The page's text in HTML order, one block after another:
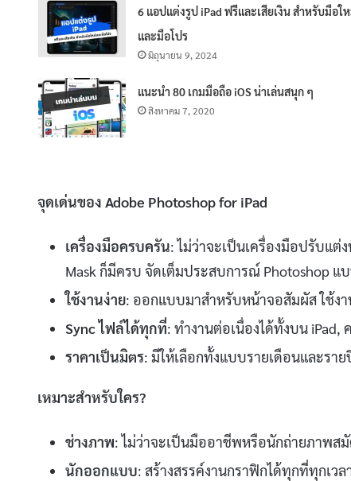
6 แอปแต่งรูป iPad ฟรีและเสียเงิน สำหรับมือใ
และมือโปร
มิถุนายน 9, 2024
แนะนำ 80 เกมมือถือ iOS น่าเล่นสนุก ๆ
สิงหาคม 7, 2020
จุดเด่นของ Adobe Photoshop for iPad
เครื่องมือครบครัน: ไม่ว่าจะเป็นเครื่องมือปรับแต่
Mask ก็มีครบ จัดเต็มประสบการณ์ Photoshop แ
ใช้งานง่าย: ออกแบบมาสำหรับหน้าจอสัมผัส ใช้ง
Sync ไฟล์ได้ทุกที่: ทำงานต่อเนื่องได้ทั้งบน
ราคาเป็นมิตร: มีให้เลือกทั้งแบบรายเดือนและรา
เหมาะสำหรับใคร?
ช่างภาพ: ไม่ว่าจะเป็นมืออาชีพหรือนักถ่ายภาพส
นักออกแบบ: สร้างสรรค์งานกราฟิกได้ทุกที่ทุกเว